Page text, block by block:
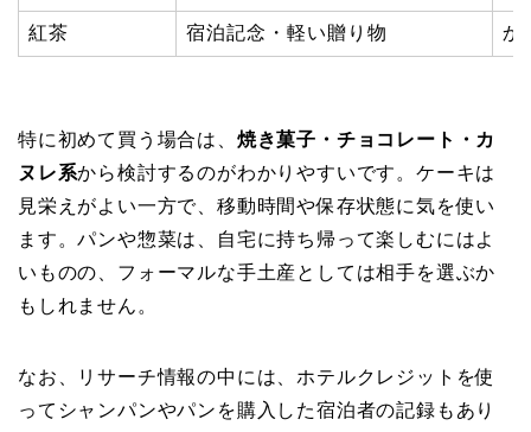
紅茶 宿泊記念・軽い贈り物 か
特に初めて買う場合は、 焼き菓子・チョコレート・カ
ヌレ系から検討するのがわかりやすいです。ケーキは
見栄えがよい一方で、移動時間や保存状態に気を使い
ます。パンや惣菜は、自宅に持ち帰って楽しむにはよ
いものの、フォーマルな手土産としては相手を選ぶか
もしれません。
なお、リサーチ情報の中には、ホテルクレジットを使
ってシャンパンやパンを購入した宿泊者の記録もあり